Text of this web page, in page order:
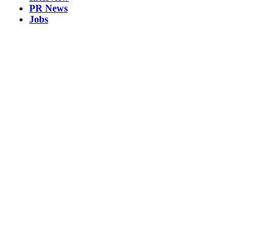
PR News
Jobs